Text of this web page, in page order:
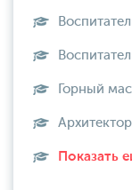
Горный
Архитектор
Показать